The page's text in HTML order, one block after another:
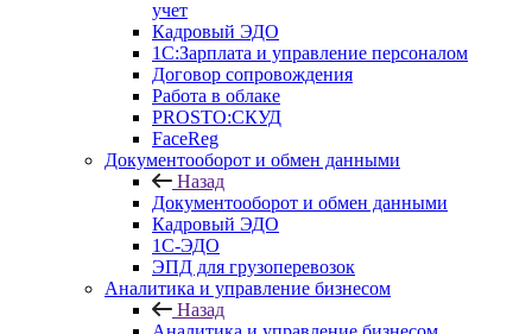
учет
Кадровый ЭДО
1С:Зарплата и управление персоналом
Договор сопровождения
Работа в облаке
PROSTO:СКУД
FaceReg
Документооборот и обмен данными
Назад
Документооборот и обмен данными
Кадровый ЭДО
1С-ЭДО
ЭПД для грузоперевозок
Аналитика и управление бизнесом
Назад